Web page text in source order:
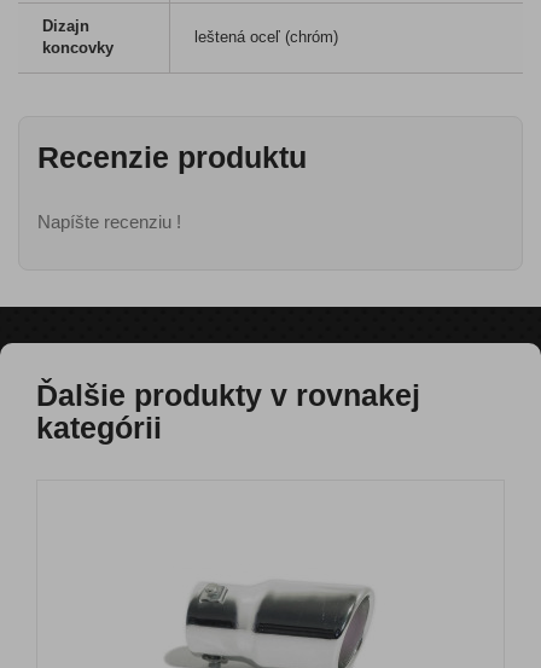
Dizajn
koncovky
leštená oceľ (chróm)
Recenzie produktu
Napíšte recenziu !
Ďalšie produkty v rovnakej
kategórii